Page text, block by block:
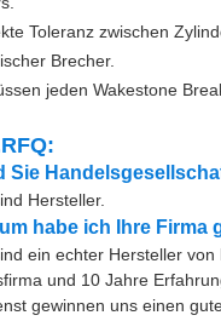
Toleranz zwischen
Brecher.
jeden Wakestone
Sie
Hersteller.
habe ich Ihre Firma
ein echter Hersteller
und 10 Jahre
gewinnen uns einen